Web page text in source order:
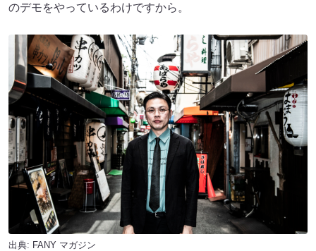
のデモをやっているわけですから。
出典: FANY マガジン